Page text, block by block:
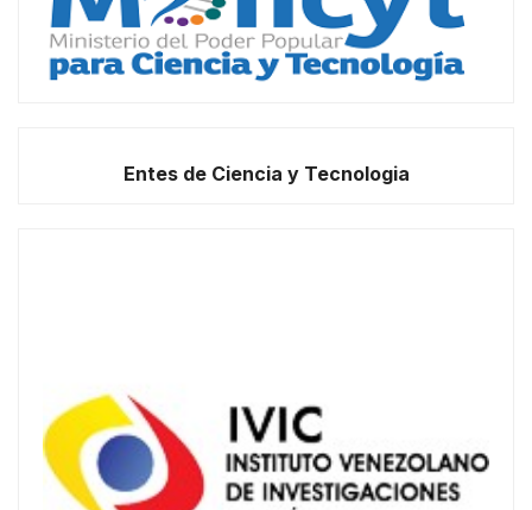
Entes de Ciencia y Tecnologia